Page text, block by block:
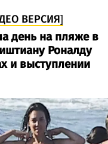
ВЕРСИЯ]
день на пляже в
Роналду
и выступлении